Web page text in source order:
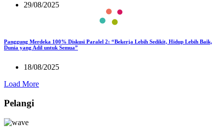
29/08/2025
Panggung Merdeka 100% Diskusi Paralel 2: “Bekerja Lebih Sedikit, Hidup Lebih Baik,
Dunia yang Adil untuk Semua”
18/08/2025
Load More
Pelangi